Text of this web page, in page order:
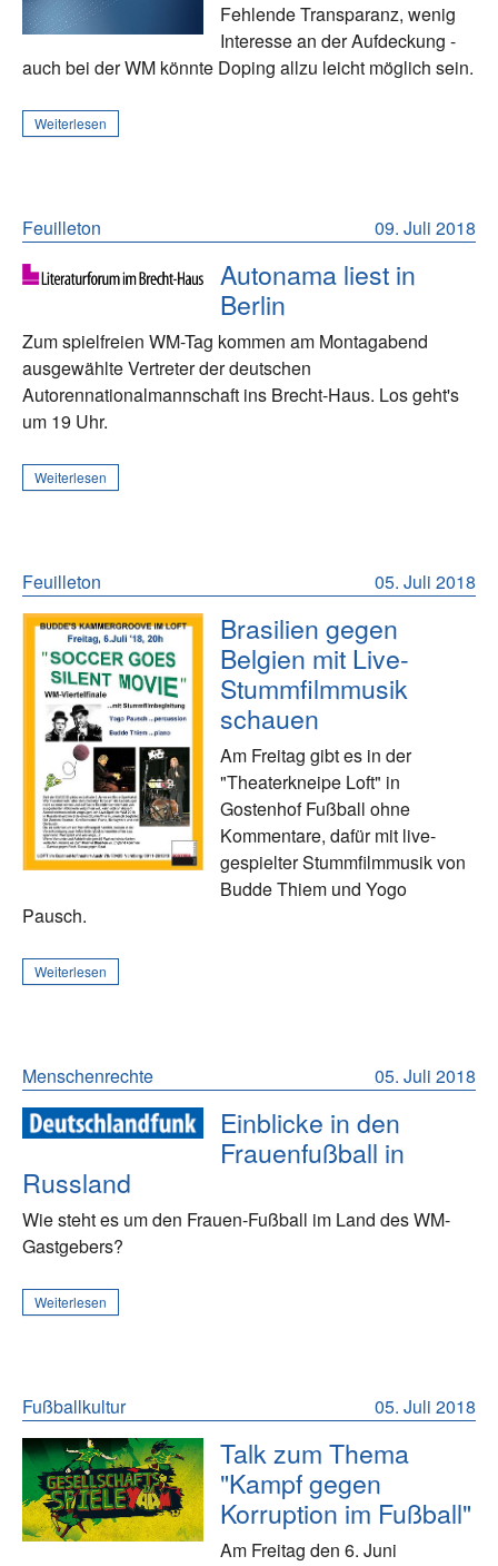
Fehlende Transparanz, wenig
Interesse an der Aufdeckung -
auch bei der WM könnte Doping allzu leicht möglich sein.
Weiterlesen
09. Juli 2018
Feuilleton
Autonama liest in
Berlin
Zum spielfreien WM-Tag kommen am Montagabend
ausgewählte Vertreter der deutschen
Autorennationalmannschaft ins Brecht-Haus. Los geht's
um 19 Uhr.
Weiterlesen
05. Juli 2018
Feuilleton
Brasilien gegen
Belgien mit Live-
Stummfilmmusik
schauen
Am Freitag gibt es in der
"Theaterkneipe Loft" in
Gostenhof Fußball ohne
Kommentare, dafür mit live-
gespielter Stummfilmmusik von
Budde Thiem und Yogo
Pausch.
Weiterlesen
05. Juli 2018
Menschenrechte
Einblicke in den
Frauenfußball in
Russland
Wie steht es um den Frauen-Fußball im Land des WM-
Gastgebers?
Weiterlesen
05. Juli 2018
Fußballkultur
Talk zum Thema
"Kampf gegen
Korruption im Fußball"
Am Freitag den 6. Juni